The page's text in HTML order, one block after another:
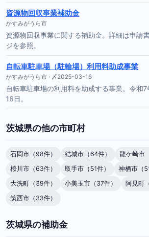
資源物回収事業補助金
かすみがうら市
資源物回収事業に関する補助金。詳細は申請
ジを参照。
自転車駐車場（駐輪場）利用料助成事業
かすみがうら市 · 〆2025-03-16
自転車駐車場の利用料を助成する事業。令和
16日。
茨城県の他の市町村
石岡市（98件） 結城市（64件）
龍ケ崎市
桜川市（63件）
取手市（51件）
神栖市（
大洗町（39件）
小美玉市（37件）
阿見町
筑西市（33件）
茨城県の補助金